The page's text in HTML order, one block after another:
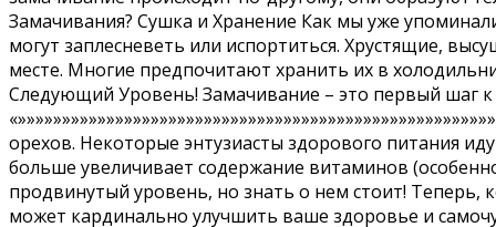
Замачивания? Сушка и Хранение Как мы уже
могут заплесневеть или испортиться. Хрустящие,
месте. Многие предпочитают хранить их в
Следующий Уровень! Замачивание – это первый шаг к
орехов. Некоторые энтузиасты здорового питания
больше увеличивает содержание витаминов
продвинутый уровень, но знать о нем стоит!
может кардинально улучшить ваше здоровье и